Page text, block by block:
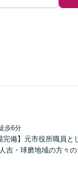
歩6分
完備】元市役所職員
吉・球磨地域の方々